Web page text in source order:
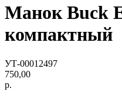
Манок Buck
компактный
УТ-00012497
750,00
р.